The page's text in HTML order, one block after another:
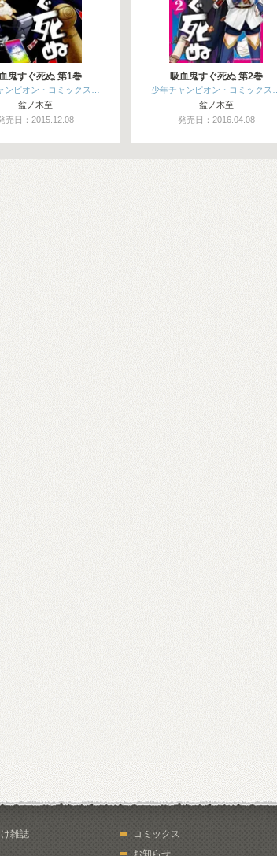
鬼すぐ死ぬ 第1巻
ンピオン・コミックス…
盆ノ木至
売日：2015.12.08
吸血鬼すぐ死ぬ 第2巻
少年チャンピオン・コミックス…
盆ノ木至
発売日：2016.04.08
雑誌
コミックス
お知らせ